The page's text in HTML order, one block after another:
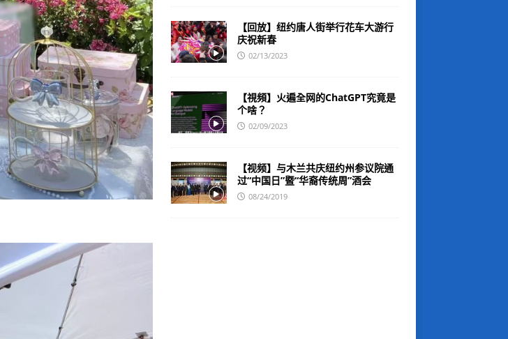
【回放】纽约唐人街举行花车大游行
庆祝新春
02/13/2023
【視頻】火遍全网的ChatGPT究竟是
个啥？
02/09/2023
【视频】与木兰共庆纽约州参议院通
过“中国日”暨“华裔传统周”酒会
08/24/2019